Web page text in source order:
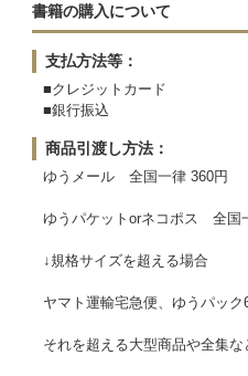
書籍の購入について
支払方法等：
■クレジットカード
■銀行振込
商品引渡し方法：
ゆうメール 全国一律 360円
ゆうパケットorネコポス 全国
↓規格サイズを超える場合
ヤマト運輸宅急便、ゆうパッ
それを超える大型商品や全集な